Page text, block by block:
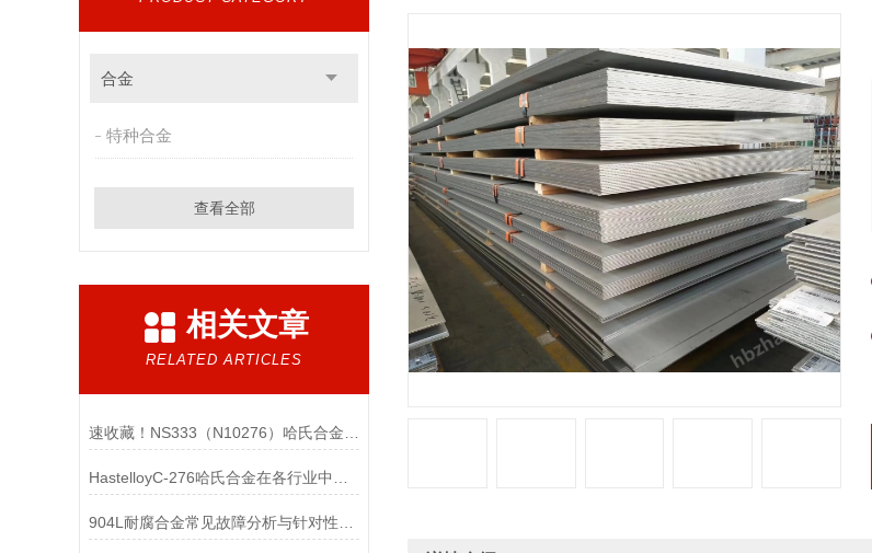
合金
特种合金
查看全部
相关文章
RELATED ARTICLES